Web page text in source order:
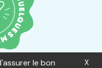
X
le bon